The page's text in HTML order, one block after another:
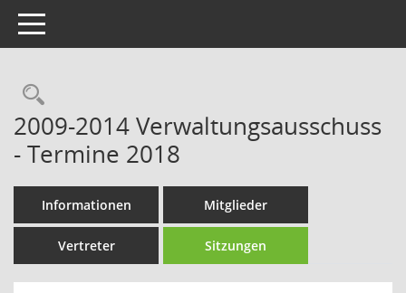
Toggle navigation
Rechercheauswahl
2009-2014 Verwaltungsausschuss
- Termine 2018
Informationen Mitglieder
Vertreter Sitzungen